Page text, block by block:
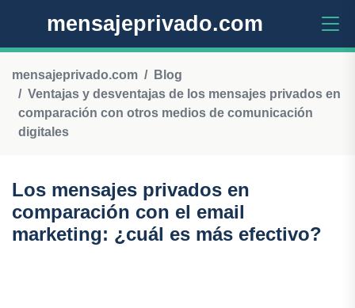
mensajeprivado.com
mensajeprivado.com
Blog
Ventajas y desventajas de los mensajes privados en
comparación con otros medios de comunicación
digitales
Los mensajes privados en
comparación con el email
marketing: ¿cuál es más efectivo?